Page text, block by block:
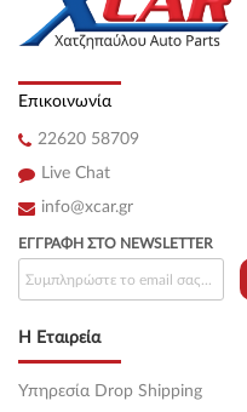
Επικοινωνία
22620 58709
Live Chat
info@xcar.gr
Η Εταιρεία
Υπηρεσία Drop Shipping
ΕΓΓΡΑΦΉ ΣΤΟ NEWSLETTER